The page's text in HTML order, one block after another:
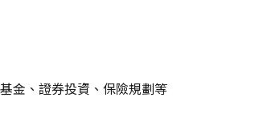
金、證券投資、保險規劃等